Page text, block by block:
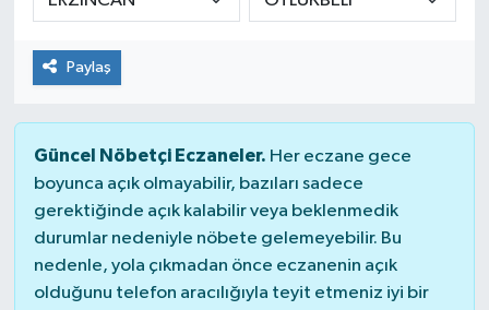
Paylaş
Güncel Nöbetçi Eczaneler. Her eczane gece
boyunca açık olmayabilir, bazıları sadece
gerektiğinde açık kalabilir veya beklenmedik
durumlar nedeniyle nöbete gelemeyebilir. Bu
nedenle, yola çıkmadan önce eczanenin açık
olduğunu telefon aracılığıyla teyit etmeniz iyi bir